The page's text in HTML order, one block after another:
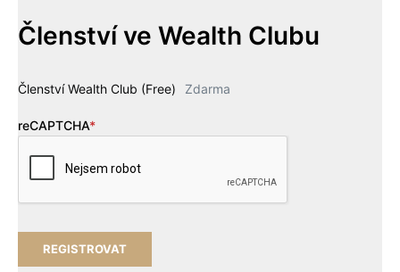
Členství ve Wealth Clubu
Členství Wealth Club (Free) Zdarma
reCAPTCHA*